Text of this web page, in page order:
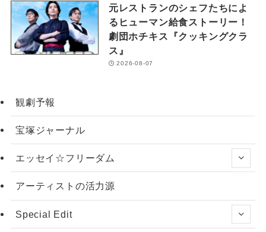
元レストランのシェフたちによ
るヒューマン給食ストーリー！
劇団ホチキス『クッキングクラ
ス』
2026-08-07
観劇予報
宝塚ジャーナル
エッセイ☆フリーダム
アーティストの活力源
Special Edit